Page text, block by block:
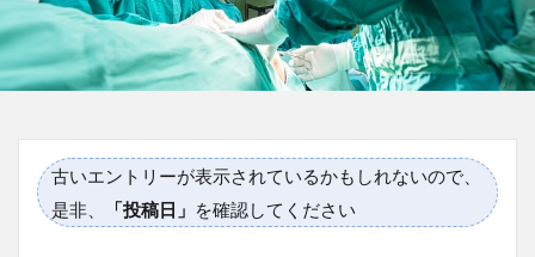
古いエントリーが表示されているかもしれないので、
是非、
「投稿日」 を確認してください